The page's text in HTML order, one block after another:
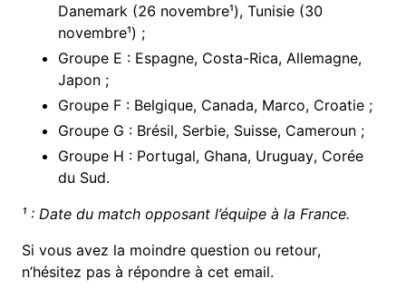
Danemark (26 novembre¹), Tunisie (30
novembre¹) ;
Groupe E : Espagne, Costa-Rica, Allemagne,
Japon ;
Groupe F : Belgique, Canada, Marco, Croatie ;
Groupe G : Brésil, Serbie, Suisse, Cameroun ;
Groupe H : Portugal, Ghana, Uruguay, Corée
du Sud.
¹ : Date du match opposant l’équipe à la France.
Si vous avez la moindre question ou retour,
n’hésitez pas à répondre à cet email.